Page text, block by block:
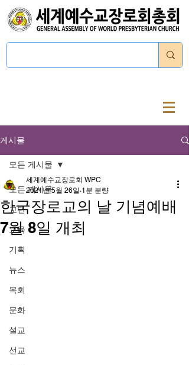
게시물
모든 게시물
교단
교육
기획
뉴스
목회
문화
설교
선교
모든 게시물
한국장로교의 날 기념예배
7월 8일 개최
세계예수교장로회 WPC
2021년 5월 26일 1분 분량